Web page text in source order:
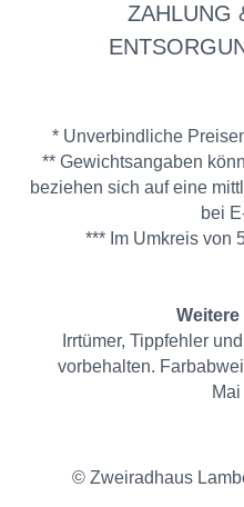
ZAHLUNG
* Unverbindliche
** Gewichtsangaben
beziehen sich auf eine
bei
*** Im Umkreis von
Irrtümer, Tippfehler
vorbehalten.
© Zweiradhaus